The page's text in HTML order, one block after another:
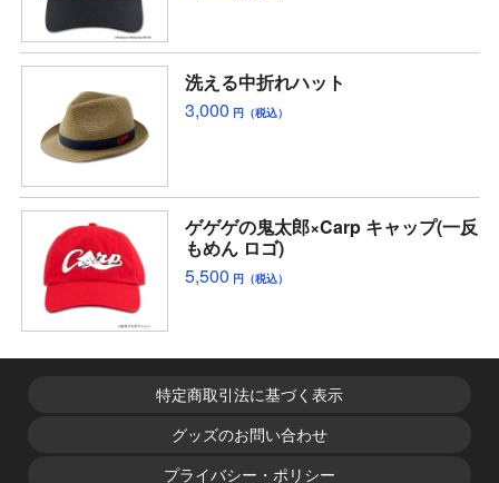
洗える中折れハット
3,000 円（税込）
ゲゲゲの鬼太郎×Carp キャップ(一反
もめん ロゴ)
5,500 円（税込）
特定商取引法に基づく表示
グッズのお問い合わせ
プライバシー・ポリシー